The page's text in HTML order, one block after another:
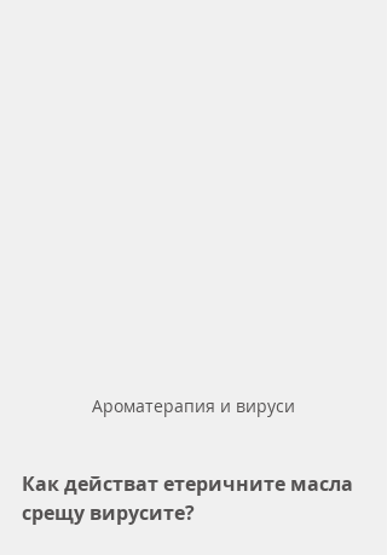
Ароматерапия и вируси
Как действат етеричните масла
срещу вирусите?